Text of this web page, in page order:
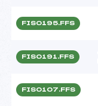
FIS0195.FFS
FIS0191.FFS
FIS0107.FFS